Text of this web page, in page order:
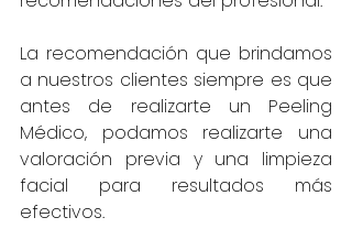
La recomendación que brindamos
a nuestros clientes siempre es que
antes de realizarte un Peeling
Médico, podamos realizarte una
valoración previa y una limpieza
facial para resultados más
efectivos.